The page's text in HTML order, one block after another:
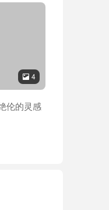
 4
伦的灵感